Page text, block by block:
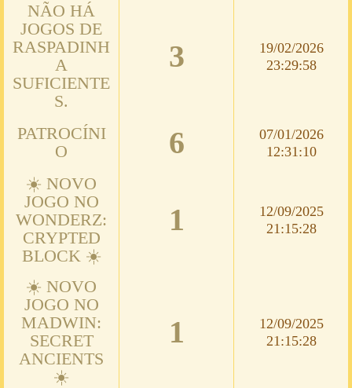
NÃO HÁ
JOGOS DE
RASPADINH
A
SUFICIENTE
S.
3
19/02/2026
23:29:58
PATROCÍNI
O
6
07/01/2026
12:31:10
☀️ NOVO
JOGO NO
WONDERZ:
CRYPTED
BLOCK ☀️
1
12/09/2025
21:15:28
☀️ NOVO
JOGO NO
MADWIN:
SECRET
ANCIENTS
☀️
1
12/09/2025
21:15:28